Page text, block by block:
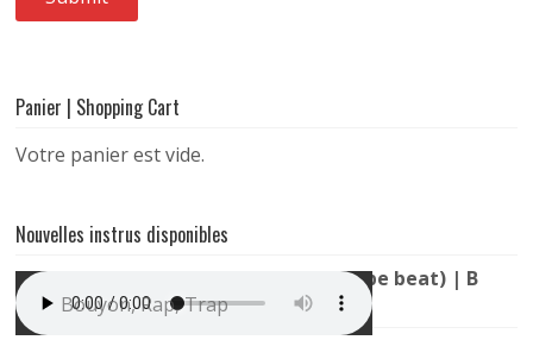
Panier | Shopping Cart
Votre panier est vide.
Nouvelles instrus disponibles
Instru Trap Bouyon (TH x 1T1 Type beat) |
Bouyon, Rap, Trap